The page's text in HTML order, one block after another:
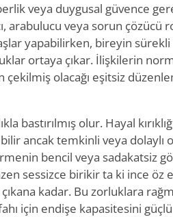
veya duygusal güvence
arabulucu veya sorun çözücü
yapabilirken, bireyin
ortaya çıkar. İlişkilerin
çekilmiş olacağı eşitsiz
bastırılmış olur. Hayal
ancak temkinli veya dolaylı
bencil veya sadakatsiz
sessizce birikir ta ki ince öz
kadar. Bu zorluklara
için endişe kapasitesini